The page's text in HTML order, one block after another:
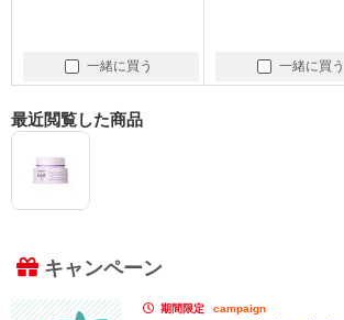
一緒に買う 一緒に買う
最近閲覧した商品
キャンペーン
期間限定 campaign